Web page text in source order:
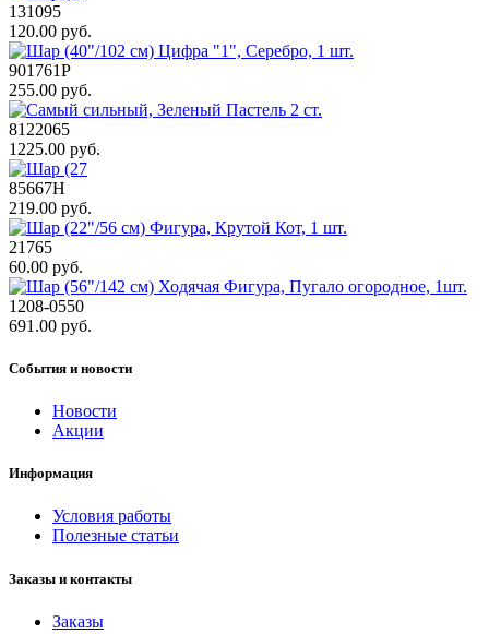
131095
120.00 руб.
901761Р
255.00 руб.
8122065
1225.00 руб.
85667H
219.00 руб.
21765
60.00 руб.
1208-0550
691.00 руб.
События и новости
Новости
Акции
Информация
Условия работы
Полезные статьи
Заказы и контакты
Заказы